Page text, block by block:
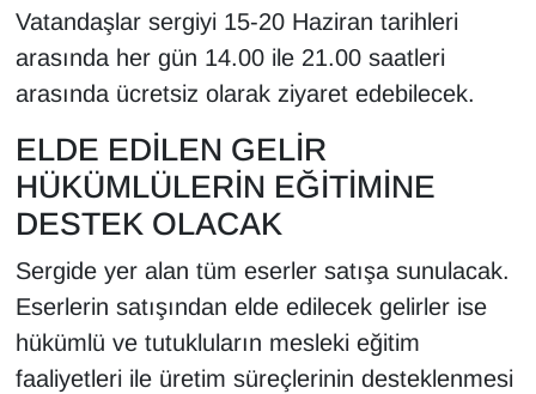
Vatandaşlar sergiyi 15-20 Haziran tarihleri
arasında her gün 14.00 ile 21.00 saatleri
arasında ücretsiz olarak ziyaret edebilecek.
ELDE EDİLEN GELİR
HÜKÜMLÜLERİN EĞİTİMİNE
DESTEK OLACAK
Sergide yer alan tüm eserler satışa sunulacak.
Eserlerin satışından elde edilecek gelirler ise
hükümlü ve tutukluların mesleki eğitim
faaliyetleri ile üretim süreçlerinin desteklenmesi
YEREL